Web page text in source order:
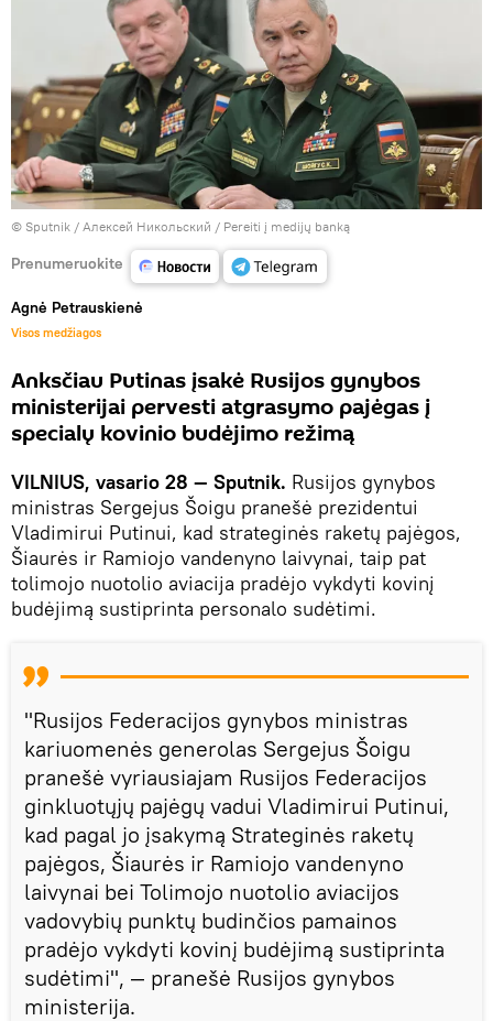
© Sputnik / Алексей Никольский / Pereiti į medijų banką
Prenumeruokite
Agnė Petrauskienė
Visos medžiagos
Anksčiau Putinas įsakė Rusijos gynybos
ministerijai pervesti atgrasymo pajėgas į
specialų kovinio budėjimo režimą
VILNIUS, vasario 28 — Sputnik. Rusijos gynybos
ministras Sergejus Šoigu pranešė prezidentui
Vladimirui Putinui, kad strateginės raketų pajėgos,
Šiaurės ir Ramiojo vandenyno laivynai, taip pat
tolimojo nuotolio aviacija pradėjo vykdyti kovinį
budėjimą sustiprinta personalo sudėtimi.
"Rusijos Federacijos gynybos ministras
kariuomenės generolas Sergejus Šoigu
pranešė vyriausiajam Rusijos Federacijos
ginkluotųjų pajėgų vadui Vladimirui Putinui,
kad pagal jo įsakymą Strateginės raketų
pajėgos, Šiaurės ir Ramiojo vandenyno
laivynai bei Tolimojo nuotolio aviacijos
vadovybių punktų budinčios pamainos
pradėjo vykdyti kovinį budėjimą sustiprinta
sudėtimi", — pranešė Rusijos gynybos
ministerija.